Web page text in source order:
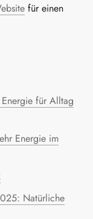
für einen
für Alltag
Energie im
Natürliche